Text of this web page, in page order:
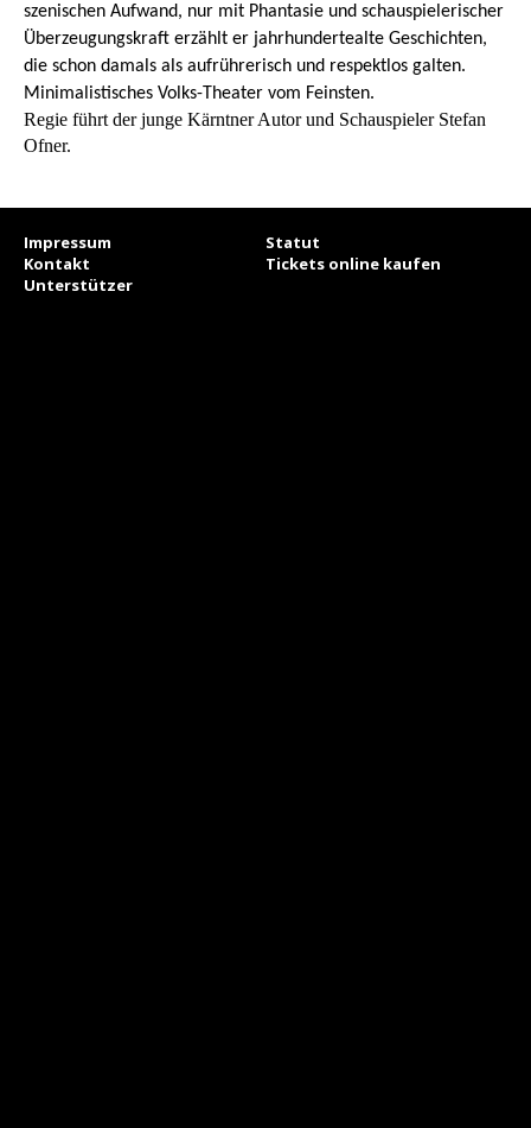
szenischen Aufwand, nur mit Phantasie und schauspielerischer
Überzeugungskraft erzählt er jahrhundertealte Geschichten,
die schon damals als aufrührerisch und respektlos galten.
Minimalistisches Volks-Theater vom Feinsten.
Regie führt der junge Kärntner Autor und Schauspieler Stefan
Ofner.
Impressum
Statut
Kontakt
Tickets online kaufen
Unterstützer